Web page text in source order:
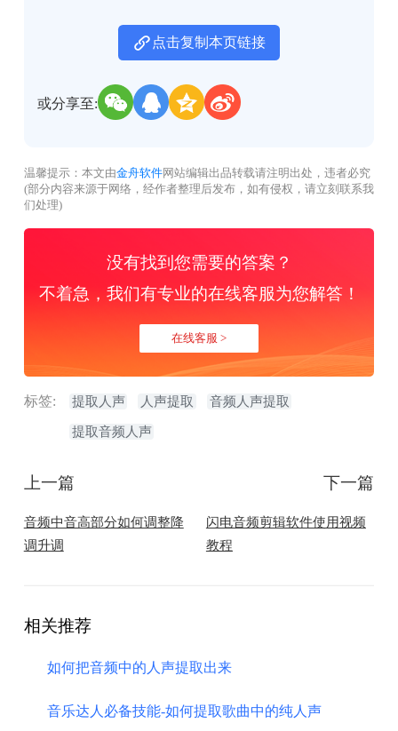
点击复制本页链接
或分享至:
温馨提示：本文由金舟软件网站编辑出品转载请注明出处，违者必究
(部分内容来源于网络，经作者整理后发布，如有侵权，请立刻联系我
们处理)
没有找到您需要的答案？
不着急，我们有专业的在线客服为您解答！
在线客服 >
标签: 提取人声 人声提取 音频人声提取
提取音频人声
上一篇
音频中音高部分如何调整降
调升调
下一篇
闪电音频剪辑软件使用视频
教程
相关推荐
如何把音频中的人声提取出来
音乐达人必备技能-如何提取歌曲中的纯人声